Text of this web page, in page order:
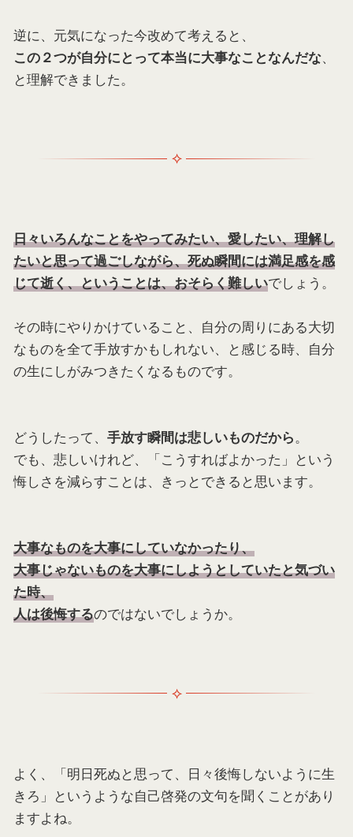
逆に、元気になった今改めて考えると、
この２つが自分にとって本当に大事なことなんだな、
と理解できました。
日々いろんなことをやってみたい、愛したい、理解し
たいと思って過ごしながら、死ぬ瞬間には満足感を感
じて逝く、ということは、おそらく難しいでしょう。
その時にやりかけていること、自分の周りにある大切
なものを全て手放すかもしれない、と感じる時、自分
の生にしがみつきたくなるものです。
どうしたって、 手放す瞬間は悲しいものだから。
でも、悲しいけれど、「こうすればよかった」という
悔しさを減らすことは、きっとできると思います。
大事なものを大事にしていなかったり、
大事じゃないものを大事にしようとしていたと気づい
た時、
人は後悔するのではないでしょうか。
よく、「明日死ぬと思って、日々後悔しないように生
きろ」というような自己啓発の文句を聞くことがあり
ますよね。